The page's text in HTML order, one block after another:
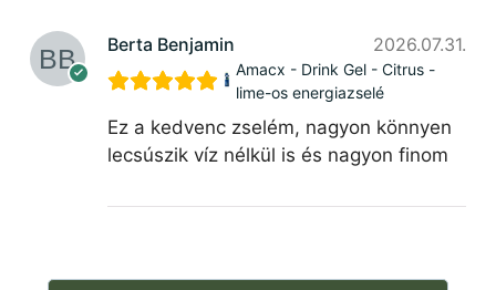
Berta Benjamin 2026.07.31.
Amacx - Drink Gel - Citrus -
lime-os energiazselé
Ez a kedvenc zselém, nagyon könnyen
lecsúszik víz nélkül is és nagyon finom